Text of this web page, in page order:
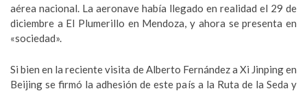
aérea nacional. La aeronave había llegado en realidad el 29 de
diciembre a El Plumerillo en Mendoza, y ahora se presenta en
«sociedad».
Si bien en la reciente visita de Alberto Fernández a Xi Jinping en
Beijing se firmó la adhesión de este país a la Ruta de la Seda y